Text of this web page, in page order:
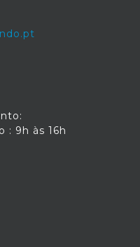
: 9h às 16h